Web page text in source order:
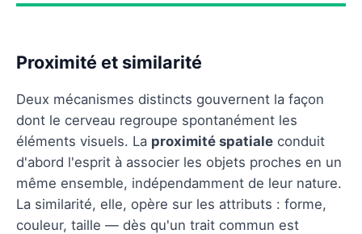
Proximité et similarité
Deux mécanismes distincts gouvernent la façon
dont le cerveau regroupe spontanément les
éléments visuels. La proximité spatiale conduit
d'abord l'esprit à associer les objets proches en un
même ensemble, indépendamment de leur nature.
La similarité, elle, opère sur les attributs : forme,
couleur, taille — dès qu'un trait commun est